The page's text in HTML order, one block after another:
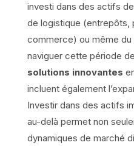
investi dans des actifs
de logistique (entrepôts,
commerce) ou même du
naviguer cette période
solutions innovantes
incluent également
Investir dans des actifs
au-delà permet non
dynamiques de marché